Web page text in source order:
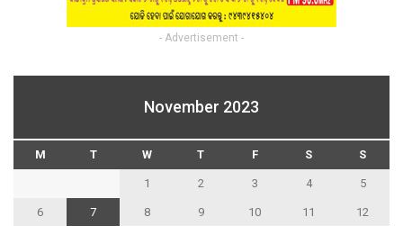
- Advertisement -
November 2023
M T W T F S S
1 2 3 4 5
6 7 8 9 10 11 12